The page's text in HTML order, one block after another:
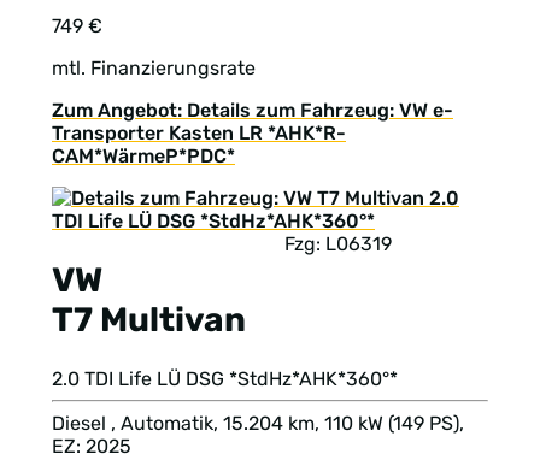
749 €
mtl. Finanzierungsrate
Zum Angebot: Details zum Fahrzeug: VW e-
Transporter Kasten LR *AHK*R-
CAM*WärmeP*PDC*
VW
T7 Multivan
Fzg: L06319
2.0 TDI Life LÜ DSG *StdHz*AHK*360°*
Diesel , Automatik, 15.204 km, 110 kW (149 PS),
EZ: 2025